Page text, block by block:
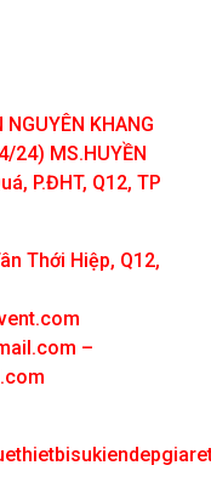
KHANG
MS.HUYỀN
P.ĐHT, Q12, TP
Thới Hiệp, Q12,
–